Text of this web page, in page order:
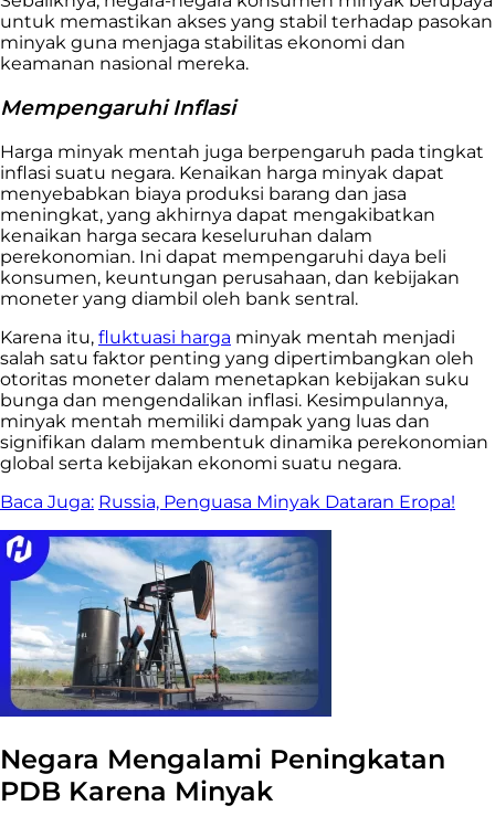
untuk memastikan akses yang stabil terhadap pasokan
minyak guna menjaga stabilitas ekonomi dan
keamanan nasional mereka.
Mempengaruhi Inflasi
Harga minyak mentah juga berpengaruh pada tingkat
inflasi suatu negara. Kenaikan harga minyak dapat
menyebabkan biaya produksi barang dan jasa
meningkat, yang akhirnya dapat mengakibatkan
kenaikan harga secara keseluruhan dalam
perekonomian. Ini dapat mempengaruhi daya beli
konsumen, keuntungan perusahaan, dan kebijakan
moneter yang diambil oleh bank sentral.
Karena itu, fluktuasi harga minyak mentah menjadi
salah satu faktor penting yang dipertimbangkan oleh
otoritas moneter dalam menetapkan kebijakan suku
bunga dan mengendalikan inflasi. Kesimpulannya,
minyak mentah memiliki dampak yang luas dan
signifikan dalam membentuk dinamika perekonomian
global serta kebijakan ekonomi suatu negara.
Baca Juga: Russia, Penguasa Minyak Dataran Eropa!
Negara Mengalami Peningkatan
PDB Karena Minyak